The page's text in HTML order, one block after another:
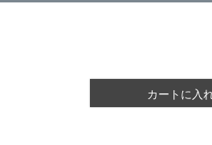
カートに入